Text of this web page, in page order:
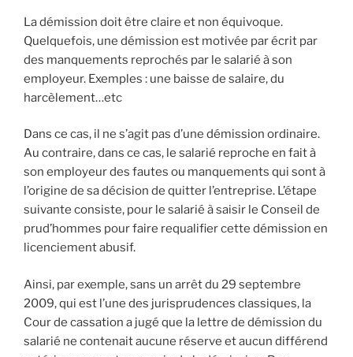
La démission doit être claire et non équivoque.
Quelquefois, une démission est motivée par écrit par
des manquements reprochés par le salarié à son
employeur. Exemples : une baisse de salaire, du
harcèlement…etc
Dans ce cas, il ne s’agit pas d’une démission ordinaire.
Au contraire, dans ce cas, le salarié reproche en fait à
son employeur des fautes ou manquements qui sont à
l’origine de sa décision de quitter l’entreprise. L’étape
suivante consiste, pour le salarié à saisir le Conseil de
prud’hommes pour faire requalifier cette démission en
licenciement abusif.
Ainsi, par exemple, sans un arrêt du 29 septembre
2009, qui est l’une des jurisprudences classiques, la
Cour de cassation a jugé que la lettre de démission du
salarié ne contenait aucune réserve et aucun différend